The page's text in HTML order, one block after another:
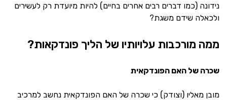
נידונה (כמו דברים רבים אחרים בחיים) להיות מיועדת רק לעשירים
ולכאלה שידם משגת?
ממה מורכבות עלויותיו של הליך פונדקאות?
שכרה של האם הפונדקאית
מובן מאליו (וצודק) כי שכרה של האם הפונדקאית נחשב למרכיב